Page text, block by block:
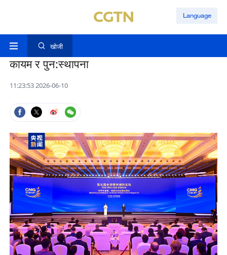
Language
खोजी
कायम र पुन:स्थापना
11:23:53 2026-06-10